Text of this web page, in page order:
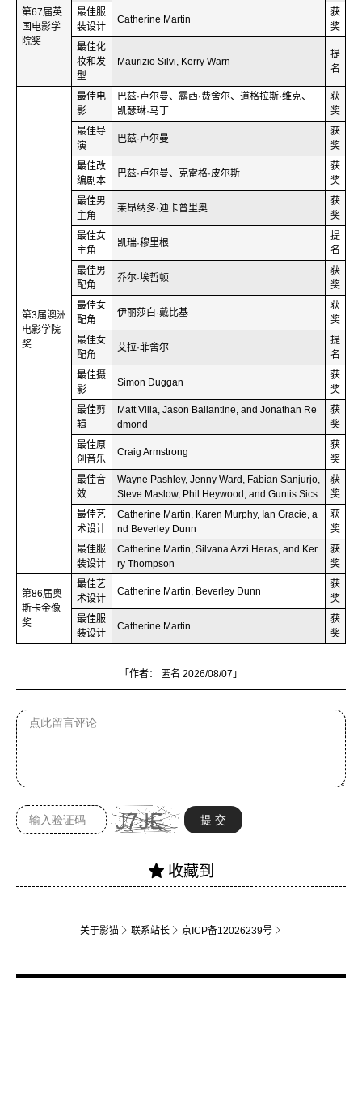
第67届英
国电影学
院奖
最佳服
装设计
Catherine Martin
获
奖
最佳化
妆和发
型
Maurizio Silvi, Kerry Warn
提
名
第3届澳洲
电影学院
奖
最佳电
影
巴兹·卢尔曼、露西·费舍尔、道格拉斯·维克、
凯瑟琳·马丁
获
奖
最佳导
演
巴兹·卢尔曼
获
奖
最佳改
编剧本
巴兹·卢尔曼、克雷格·皮尔斯
获
奖
最佳男
主角
莱昂纳多·迪卡普里奥
获
奖
最佳女
主角
凯瑞·穆里根
提
名
最佳男
配角
乔尔·埃哲顿
获
奖
最佳女
配角
伊丽莎白·戴比基
获
奖
最佳女
配角
艾拉·菲舍尔
提
名
最佳摄
影
Simon Duggan
获
奖
最佳剪
辑
Matt Villa, Jason Ballantine, and Jonathan Re
dmond
获
奖
最佳原
创音乐
Craig Armstrong
获
奖
最佳音
效
Wayne Pashley, Jenny Ward, Fabian Sanjurjo,
Steve Maslow, Phil Heywood, and Guntis Sics
获
奖
最佳艺
术设计
Catherine Martin, Karen Murphy, Ian Gracie, a
nd Beverley Dunn
获
奖
最佳服
装设计
Catherine Martin, Silvana Azzi Heras, and Ker
ry Thompson
获
奖
第86届奥
斯卡金像
奖
最佳艺
术设计
Catherine Martin, Beverley Dunn
获
奖
最佳服
装设计
Catherine Martin
获
奖
「作者： 匿名 2026/08/07」
关于影猫 联系站长 京ICP备12026239号